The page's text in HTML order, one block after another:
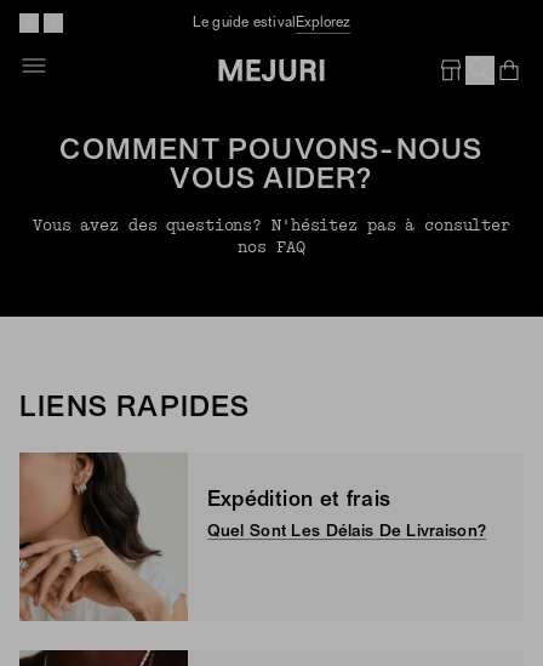
Le guide estival Explorez
COMMENT POUVONS-NOUS
VOUS AIDER?
Vous avez des questions? N'hésitez pas à consulter
nos FAQ
LIENS RAPIDES
Expédition et frais
Quel Sont Les Délais De Livraison?